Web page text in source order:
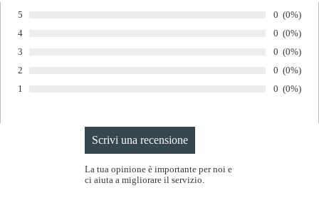
5 Numero di
0 (0%)
4 Numero di
0 (0%)
3 Numero di
0 (0%)
2 Numero di
0 (0%)
1 Numero di
0 (0%)
La tua opinione è importante per noi e
ci aiuta a migliorare il servizio.